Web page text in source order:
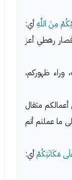
مِنَ اللَّهِأي:
رهطي أعز
وراء ظهوركم،
مثقال
ما عملتم أتم
مَكَانَتِكُمْأي: